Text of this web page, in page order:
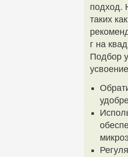
подход.
таких
г на
Подбор